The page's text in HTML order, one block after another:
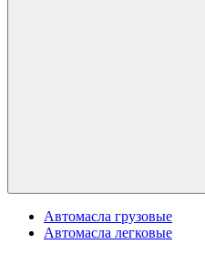
Автомасла грузовые
Автомасла легковые